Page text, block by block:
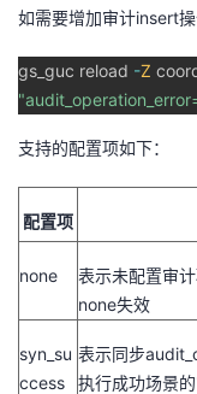
如需要增加审计insert
gs_guc reload -Z
支持的配置项如下：
配置项
none
表示未配置审
none失效
syn_su
ccess
表示同步
执行成功场景